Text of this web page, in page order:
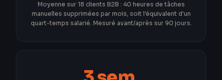
Moyenne sur 18 clients B2B : 40 heures de tâches
manuelles supprimées par mois, soit l'équivalent d'un
quart-temps salarié. Mesuré avant/après sur 90 jours.